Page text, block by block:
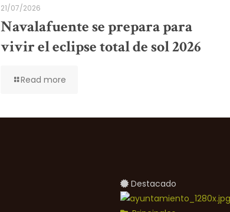
21/07/2026
Navalafuente se prepara para
vivir el eclipse total de sol 2026
Read more
Destacado